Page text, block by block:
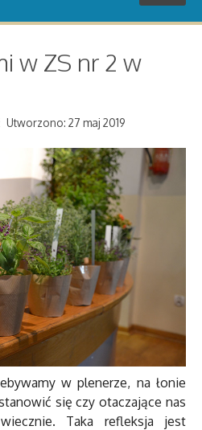
w ZS nr 2 w
Utworzono: 27 maj 2019
w plenerze, na łonie
się czy otaczające nas
Taka refleksja jest